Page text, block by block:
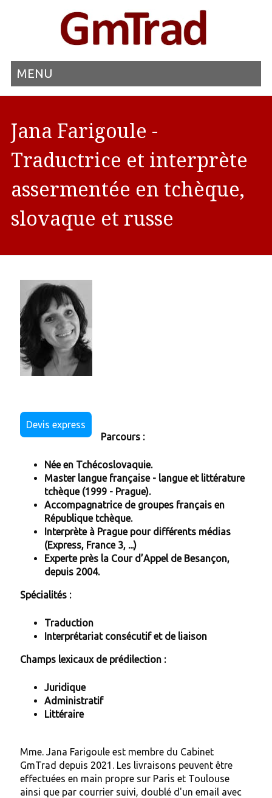
MENU
Jana Farigoule -
Traductrice et interprète
assermentée en tchèque,
slovaque et russe
Devis express
Parcours :
Née en Tchécoslovaquie.
Master langue française - langue et littérature
tchèque (1999 - Prague).
Accompagnatrice de groupes français en
République tchèque.
Interprète à Prague pour différents médias
(Express, France 3, ...)
Experte près la Cour d’Appel de Besançon,
depuis 2004.
Spécialités :
Traduction
Interprétariat consécutif et de liaison
Champs lexicaux de prédilection :
Juridique
Administratif
Littéraire
Mme. Jana Farigoule est membre du Cabinet
GmTrad depuis 2021. Les livraisons peuvent être
effectuées en main propre sur Paris et Toulouse
ainsi que par courrier suivi, doublé d'un email avec